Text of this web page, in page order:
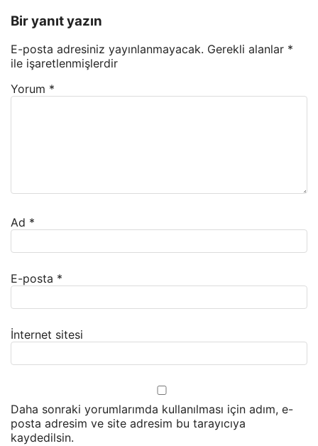
Bir yanıt yazın
E-posta adresiniz yayınlanmayacak. Gerekli alanlar *
ile işaretlenmişlerdir
Yorum *
Ad *
E-posta *
İnternet sitesi
Daha sonraki yorumlarımda kullanılması için adım, e-
posta adresim ve site adresim bu tarayıcıya
kaydedilsin.